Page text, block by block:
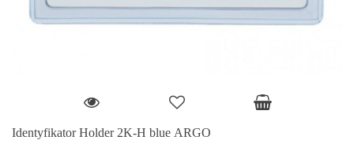
Identyfikator Holder 2K-H blue ARGO